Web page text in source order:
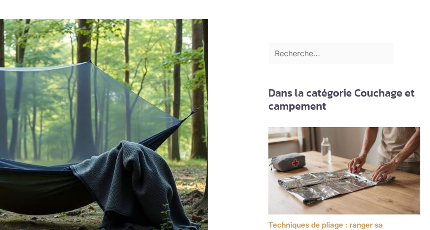
Dans la catégorie Couchage et
campement
Techniques de pliage : ranger sa